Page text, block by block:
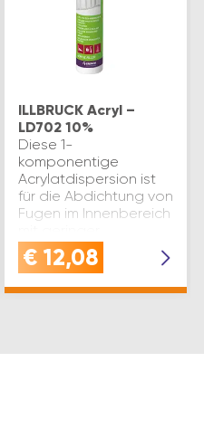
ILLBRUCK Acryl –
LD702 10%
Diese 1-
komponentige
Acrylatdispersion ist
für die Abdichtung von
Fugen im Innenbereich
Bewegung sowie für
die Abdichtung von
Anschlüssen z. B. an
€ 12,08